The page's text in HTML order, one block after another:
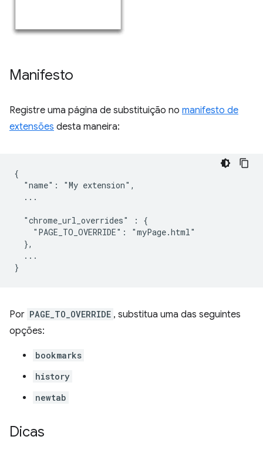
Manifesto
Registre uma página de substituição no manifesto de
extensões desta maneira:
{
  "name": "My extension",
  ...
  "chrome_url_overrides" : {
    "PAGE_TO_OVERRIDE": "myPage.html"
  },
  ...
Por PAGE_TO_OVERRIDE , substitua uma das seguintes
opções:
bookmarks
history
newtab
Dicas